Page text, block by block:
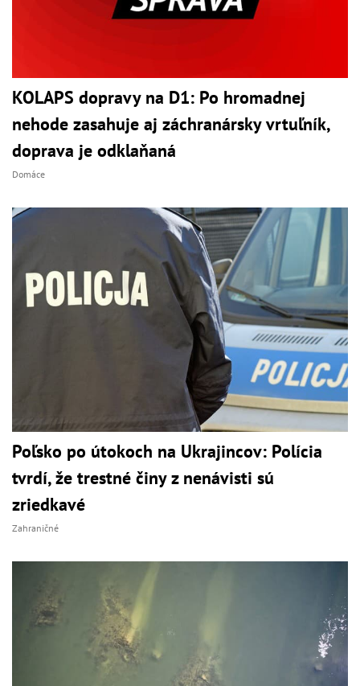
KOLAPS dopravy na D1: Po hromadnej
nehode zasahuje aj záchranársky vrtuľník,
doprava je odklaňaná
Domáce
Poľsko po útokoch na Ukrajincov: Polícia
tvrdí, že trestné činy z nenávisti sú
zriedkavé
Zahraničné